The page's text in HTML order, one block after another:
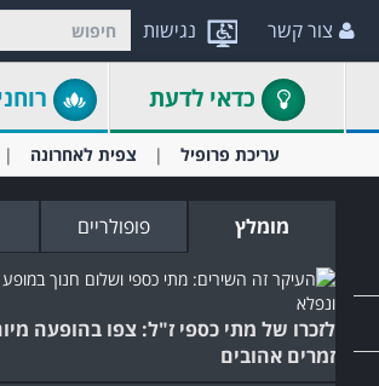
נגישות צור קשר
כדאי לדעת
עריכת פרופיל צפית לאחרונה
מומלץ פופולריים
זמרים אהובים